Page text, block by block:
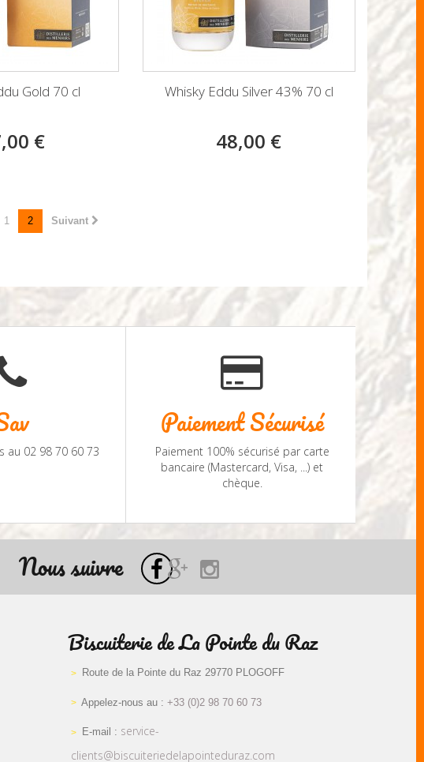
Gold 70 cl
€
Whisky Eddu Silver 43% 70 cl
48,00 €
1 2 Suivant
au 02 98 70 60 73
Paiement Sécurisé
Paiement 100% sécurisé par carte
bancaire (Mastercard, Visa, ...) et
chèque.
Nous suivre
Biscuiterie de La Pointe du Raz
Route de la Pointe du Raz 29770 PLOGOFF
Appelez-nous au : +33 (0)2 98 70 60 73
E-mail : service-
clients@biscuiteriedelapointeduraz.com